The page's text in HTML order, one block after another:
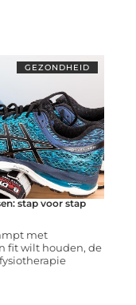
GEZONDHEID
stap voor stap
met
fit wilt houden, de